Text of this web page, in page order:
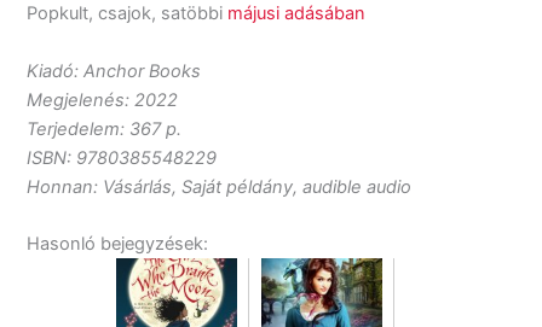
Popkult, csajok, satöbbi májusi adásában
Kiadó: Anchor Books
Megjelenés: 2022
Terjedelem: 367 p.
ISBN: 9780385548229
Honnan: Vásárlás, Saját példány, audible audio
Hasonló bejegyzések: